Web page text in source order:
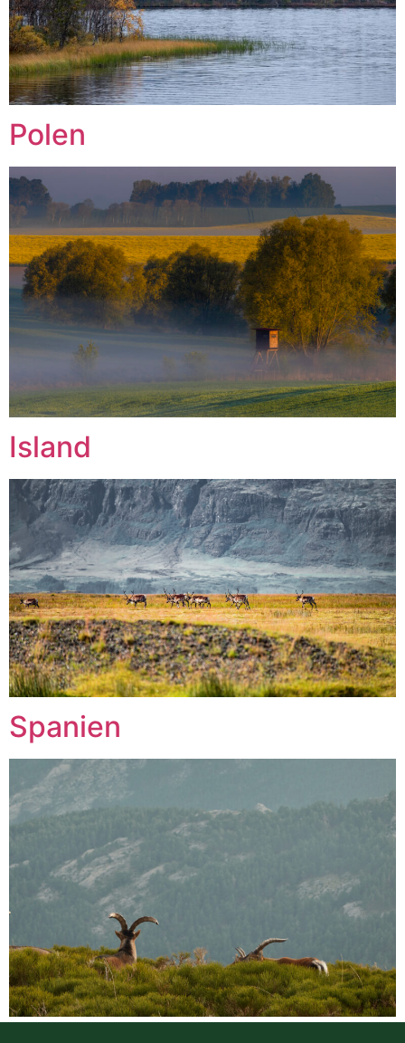
Polen
Island
Spanien